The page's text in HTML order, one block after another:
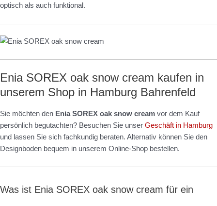
optisch als auch funktional.
Enia SOREX oak snow cream kaufen in
unserem Shop in Hamburg Bahrenfeld
Sie möchten den Enia SOREX oak snow cream vor dem Kauf
persönlich begutachten? Besuchen Sie unser Geschäft in Hamburg
und lassen Sie sich fachkundig beraten. Alternativ können Sie den
Designboden bequem in unserem Online-Shop bestellen.
Was ist Enia SOREX oak snow cream für ein